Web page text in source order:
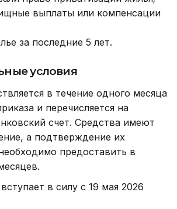
выплаты или компенсации
за последние 5 лет.
условия
в течение одного месяца
и перечисляется на
счет. Средства имеют
а подтверждение их
предоставить в
вступает в силу с 19 мая 2026